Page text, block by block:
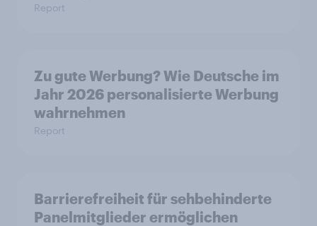
Report
Zu gute Werbung? Wie Deutsche im
Jahr 2026 personalisierte Werbung
wahrnehmen
Report
Barrierefreiheit für sehbehinderte
Panelmitglieder ermöglichen